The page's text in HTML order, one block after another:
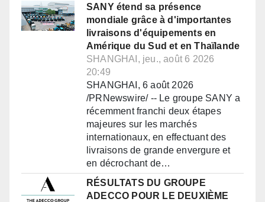
SANY étend sa présence
mondiale grâce à d'importantes
livraisons d'équipements en
Amérique du Sud et en Thaïlande
SHANGHAI, jeu., août 6 2026
20:49
SHANGHAI, 6 août 2026
/PRNewswire/ -- Le groupe SANY a
récemment franchi deux étapes
majeures sur les marchés
internationaux, en effectuant des
livraisons de grande envergure et
en décrochant de…
RÉSULTATS DU GROUPE
ADECCO POUR LE DEUXIÈME